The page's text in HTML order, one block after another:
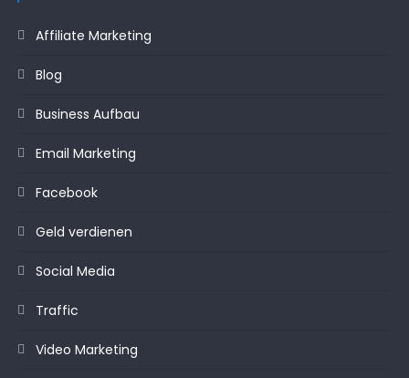
Affiliate Marketing
Blog
Business Aufbau
Email Marketing
Facebook
Geld verdienen
Social Media
Traffic
Video Marketing